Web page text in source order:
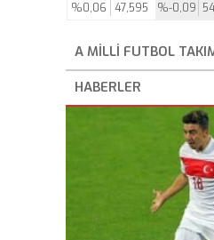
%0,06
47,595
%-0,09
A MILLI FUTBOL
HABERLER